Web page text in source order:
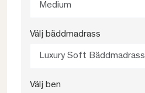
Medium
Välj bäddmadrass
Luxury Soft Bäddmadrass
Välj ben